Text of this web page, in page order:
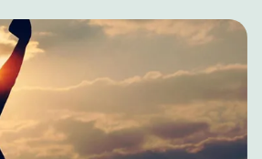
Δεν εμπνέει αλλαγή. Κάνει μόνο τους
Αν έχεις να&hellip;